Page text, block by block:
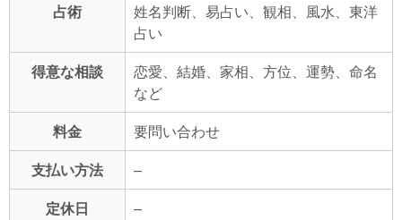
占術
姓名判断、易占い、観相、風水、東洋
占い
得意な相談
恋愛、結婚、家相、方位、運勢、命名
など
料金
要問い合わせ
支払い方法
–
定休日
–